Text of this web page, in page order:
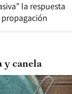
la respuesta
y canela